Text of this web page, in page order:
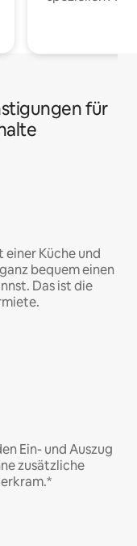
für
Küche und
bequem einen
Das ist die
Ein- und Auszug
zusätzliche